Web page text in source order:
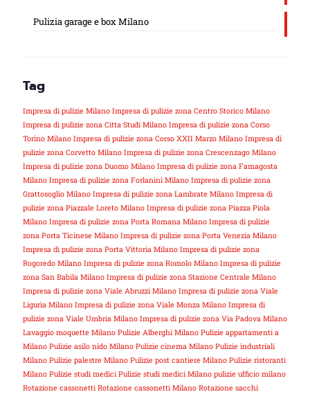
Pulizia garage e box Milano
Tag
Impresa di pulizie Milano Impresa di pulizie zona Centro Storico Milano
Impresa di pulizie zona Citta Studi Milano Impresa di pulizie zona Corso
Torino Milano Impresa di pulizie zona Corso XXII Marzo Milano Impresa di
pulizie zona Corvetto Milano Impresa di pulizie zona Crescenzago Milano
Impresa di pulizie zona Duomo Milano Impresa di pulizie zona Famagosta
Milano Impresa di pulizie zona Forlanini Milano Impresa di pulizie zona
Grattosoglio Milano Impresa di pulizie zona Lambrate Milano Impresa di
pulizie zona Piazzale Loreto Milano Impresa di pulizie zona Piazza Piola
Milano Impresa di pulizie zona Porta Romana Milano Impresa di pulizie
zona Porta Ticinese Milano Impresa di pulizie zona Porta Venezia Milano
Impresa di pulizie zona Porta Vittoria Milano Impresa di pulizie zona
Rogoredo Milano Impresa di pulizie zona Romolo Milano Impresa di pulizie
zona San Babila Milano Impresa di pulizie zona Stazione Centrale Milano
Impresa di pulizie zona Viale Abruzzi Milano Impresa di pulizie zona Viale
Liguria Milano Impresa di pulizie zona Viale Monza Milano Impresa di
pulizie zona Viale Umbria Milano Impresa di pulizie zona Via Padova Milano
Lavaggio moquette Milano Pulizie Alberghi Milano Pulizie appartamenti a
Milano Pulizie asilo nido Milano Pulizie cinema Milano Pulizie industriali
Milano Pulizie palestre Milano Pulizie post cantiere Milano Pulizie ristoranti
Milano Pulizie studi medici Pulizie studi medici Milano pulizie ufficio milano
Rotazione cassonetti Rotazione cassonetti Milano Rotazione sacchi